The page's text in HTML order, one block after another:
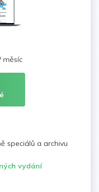
speciálů a archivu
vydání